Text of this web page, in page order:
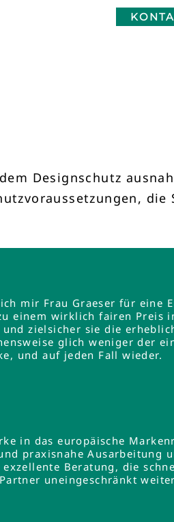
Designschutz
die
mir Frau Graeser für eine
einem wirklich fairen Preis
zielsicher sie die
glich weniger der
und auf jeden Fall wieder.
in das europäische
praxisnahe Ausarbeitung
Beratung, die
uneingeschränkt